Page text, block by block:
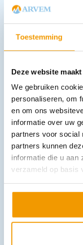
Toestemming
Deze website
We gebruiken
personaliseren, om
en om ons
informatie over uw
partners voor social
partners kunnen
informatie die u aan
verzameld op basis
1.7 excl. btw
Deken gewatteerd
86 excl. btw